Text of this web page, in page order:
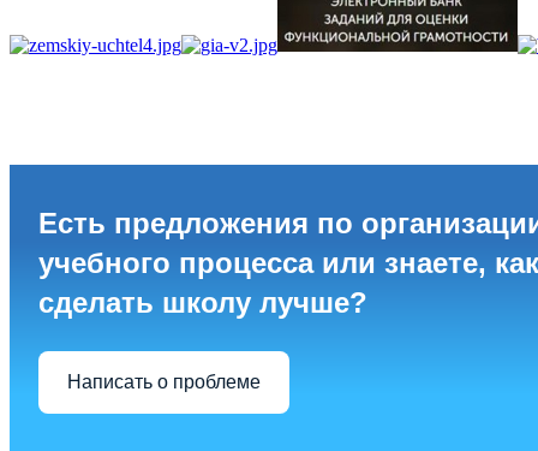
Есть предложения по
учебного процесса или знаете, как
сделать школу лучше?
Написать о проблеме